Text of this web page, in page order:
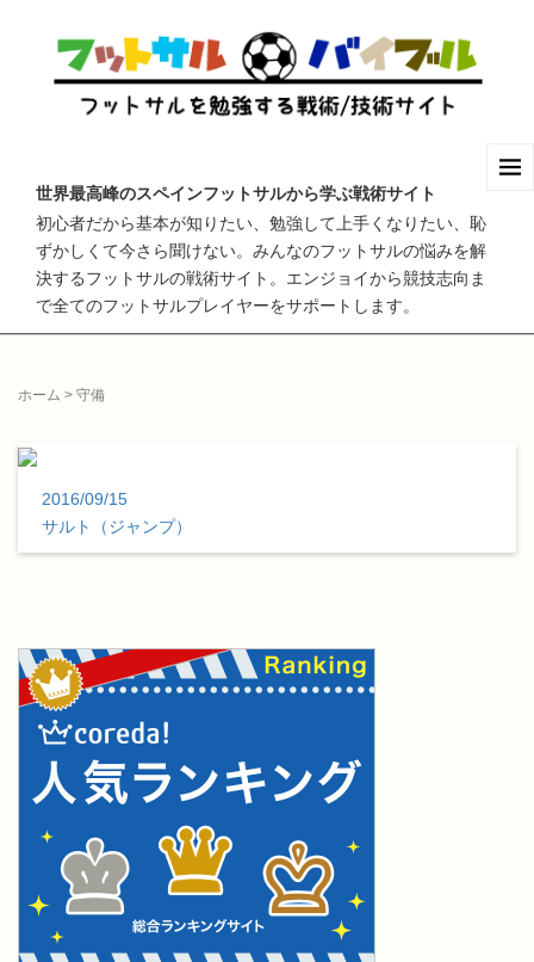
世界最高峰のスペインフットサルから学ぶ戦術サイト
初心者だから基本が知りたい、勉強して上手くなりたい、恥
ずかしくて今さら聞けない。みんなのフットサルの悩みを解
決するフットサルの戦術サイト。エンジョイから競技志向ま
で全てのフットサルプレイヤーをサポートします。
ホーム > 守備
2016/09/15
サルト（ジャンプ）